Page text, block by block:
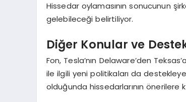
Hissedar oylamasının sonucunun
gelebileceği belirtiliyor.
Diğer Konular ve
Fon, Tesla’nın Delaware’den
ile ilgili yeni politikaları da
olduğunda hissedarlarının